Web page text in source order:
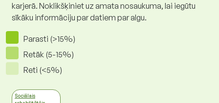
karjerā. Noklikšķiniet uz amata nosaukuma, lai iegūtu
sīkāku informāciju par datiem par algu.
Parasti (>15%)
Retāk (5-15%)
Reti (<5%)
Sociālais